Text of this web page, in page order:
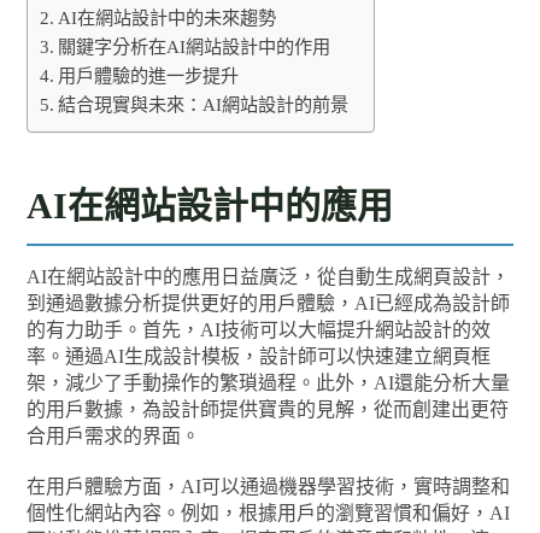
AI在網站設計中的未來趨勢
關鍵字分析在AI網站設計中的作用
用戶體驗的進一步提升
結合現實與未來：AI網站設計的前景
AI在網站設計中的應用
AI在網站設計中的應用日益廣泛，從自動生成網頁設計，
到通過數據分析提供更好的用戶體驗，AI已經成為設計師
的有力助手。首先，AI技術可以大幅提升網站設計的效
率。通過AI生成設計模板，設計師可以快速建立網頁框
架，減少了手動操作的繁瑣過程。此外，AI還能分析大量
的用戶數據，為設計師提供寶貴的見解，從而創建出更符
合用戶需求的界面。
在用戶體驗方面，AI可以通過機器學習技術，實時調整和
個性化網站內容。例如，根據用戶的瀏覽習慣和偏好，AI